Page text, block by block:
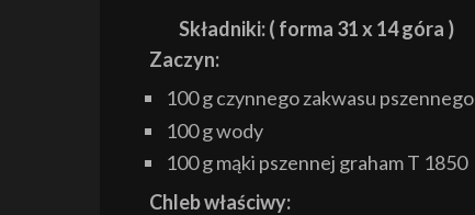
Składniki: ( forma 31 x 14 góra )
Zaczyn:
100 g czynnego zakwasu pszennego
100 g wody
100 g mąki pszennej graham T 1850
Chleb właściwy: